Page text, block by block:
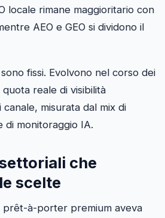
locale rimane maggioritario con
AEO e GEO si dividono il
fissi. Evolvono nel corso dei
reale di visibilità
misurata dal mix di
di monitoraggio IA.
che
scelte
prêt-à-porter premium aveva